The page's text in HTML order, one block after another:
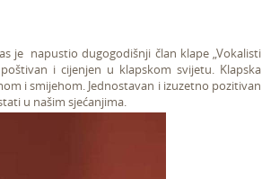
je napustio dugogodišnji član klape „Vokalisti
i cijenjen u klapskom svijetu. Klapska
i smijehom. Jednostavan i izuzetno pozitivan
u našim sjećanjima.